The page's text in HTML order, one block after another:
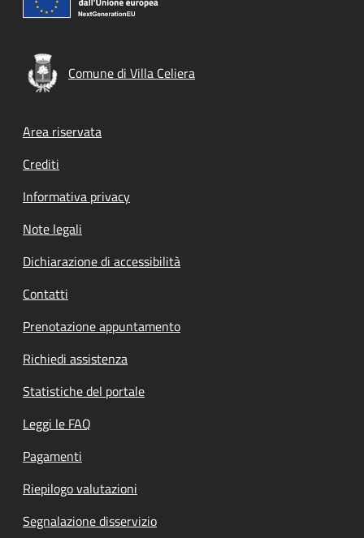
Comune di Villa Celiera
Footer menu
Area riservata
Crediti
Informativa privacy
Note legali
Dichiarazione di accessibilità
Contatti
Prenotazione appuntamento
Richiedi assistenza
Statistiche del portale
Leggi le FAQ
Pagamenti
Riepilogo valutazioni
Segnalazione disservizio